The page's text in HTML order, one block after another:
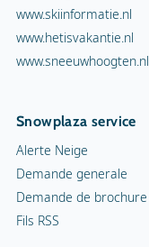
www.skiinformatie.nl
www.hetisvakantie.nl
www.sneeuwhoogten.nl
Snowplaza service
Alerte Neige
Demande generale
Demande de brochure
Fils RSS